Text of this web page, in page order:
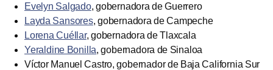
Evelyn Salgado, gobernadora de Guerrero
Layda Sansores, gobernadora de Campeche
Lorena Cuéllar, gobernadora de Tlaxcala
Yeraldine Bonilla, gobernadora de Sinaloa
Víctor Manuel Castro, gobernador de Baja California Sur